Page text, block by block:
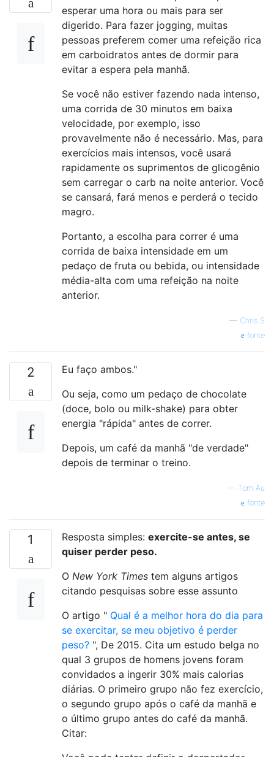
esperar uma hora ou mais para ser
digerido. Para fazer jogging, muitas
pessoas preferem comer uma refeição rica
em carboidratos antes de dormir para
evitar a espera pela manhã.
Se você não estiver fazendo nada intenso,
uma corrida de 30 minutos em baixa
velocidade, por exemplo, isso
provavelmente não é necessário. Mas, para
exercícios mais intensos, você usará
rapidamente os suprimentos de glicogênio
sem carregar o carb na noite anterior. Você
se cansará, fará menos e perderá o tecido
magro.
Portanto, a escolha para correr é uma
corrida de baixa intensidade em um
pedaço de fruta ou bebida, ou intensidade
média-alta com uma refeição na noite
anterior.
— Chris S
fonte
2
Eu faço ambos."
Ou seja, como um pedaço de chocolate
(doce, bolo ou milk-shake) para obter
energia "rápida" antes de correr.
Depois, um café da manhã "de verdade"
depois de terminar o treino.
— Tom Au
fonte
1 Resposta simples: exercite-se antes, se
quiser perder peso.
O New York Times tem alguns artigos
citando pesquisas sobre esse assunto
O artigo " Qual é a melhor hora do dia para
se exercitar, se meu objetivo é perder
peso? ", De 2015. Cita um estudo belga no
qual 3 grupos de homens jovens foram
convidados a ingerir 30% mais calorias
diárias. O primeiro grupo não fez exercício,
o segundo grupo após o café da manhã e
o último grupo antes do café da manhã.
Citar: